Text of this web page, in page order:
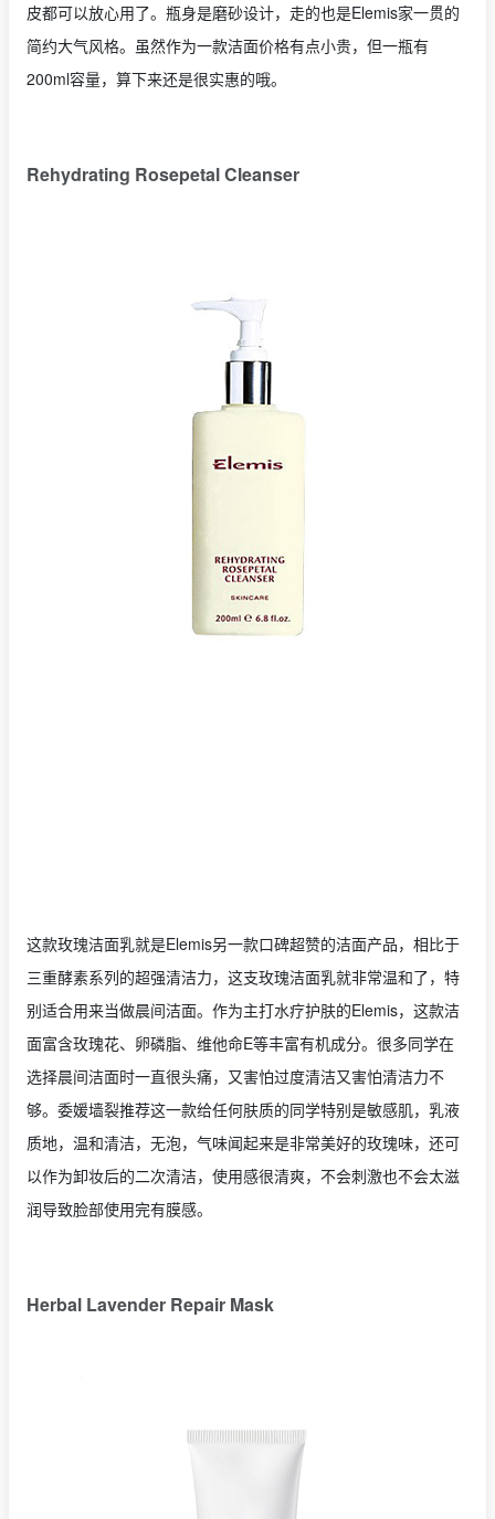
皮都可以放心用了。瓶身是磨砂设计，走的也是Elemis家一贯的
简约大气风格。虽然作为一款洁面价格有点小贵，但一瓶有
200ml容量，算下来还是很实惠的哦。
Rehydrating Rosepetal Cleanser
这款玫瑰洁面乳就是Elemis另一款口碑超赞的洁面产品，相比于
三重酵素系列的超强清洁力，这支玫瑰洁面乳就非常温和了，特
别适合用来当做晨间洁面。作为主打水疗护肤的Elemis，这款洁
面富含玫瑰花、卵磷脂、维他命E等丰富有机成分。很多同学在
选择晨间洁面时一直很头痛，又害怕过度清洁又害怕清洁力不
够。委媛墙裂推荐这一款给任何肤质的同学特别是敏感肌，乳液
质地，温和清洁，无泡，气味闻起来是非常美好的玫瑰味，还可
以作为卸妆后的二次清洁，使用感很清爽，不会刺激也不会太滋
润导致脸部使用完有膜感。
Herbal Lavender Repair Mask